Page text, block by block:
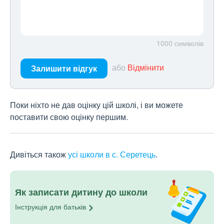
1000 символів
Залишити відгук або Відмінити
Поки ніхто не дав оцінку цій школі, і ви можете
поставити свою оцінку першим.
Дивіться такожусі школи в с. Серетець.
Як записати дитину до школи
Інструкція для батьків